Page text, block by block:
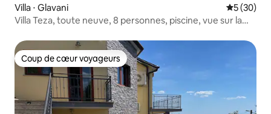
Villa ⋅ Glavani
5 (30)
Villa Teza, toute neuve, 8 personnes, piscine, vue sur la
Coup de cœur voyageurs
Coup de cœur voyageurs